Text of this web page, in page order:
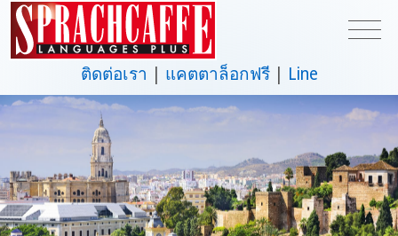
ติดต่อเรา แคตตาล็อกฟรี Line